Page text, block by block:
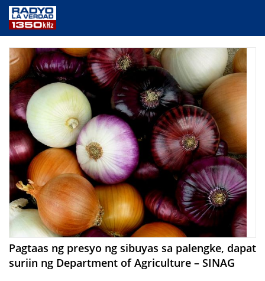
PUBLIC SERVICE
ANNOUNCEMENTS
PROGRAMS
ABOUT
CONTACT US
Pagtaas ng presyo ng sibuyas sa palengke, dapat
suriin ng Department of Agriculture – SINAG